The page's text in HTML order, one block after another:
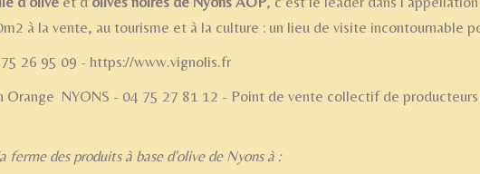
à la vente, au tourisme et à la culture : un lieu de visite incontournable
26 95 09 - https://www.vignolis.fr
Orange NYONS - 04 75 27 81 12 - Point de vente collectif de
des produits à base d'olive de Nyons à :